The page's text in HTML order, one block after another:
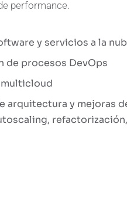
performance.
y servicios a la
de procesos DevOps
arquitectura y mejoras